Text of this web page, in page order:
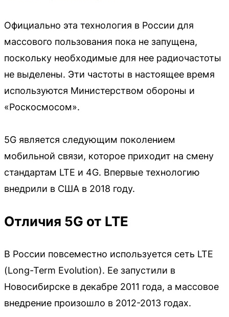
Официально эта технология в России для
массового пользования пока не запущена,
поскольку необходимые для нее радиочастоты
не выделены. Эти частоты в настоящее время
используются Министерством обороны и
«Роскосмосом».
5G является следующим поколением
мобильной связи, которое приходит на смену
стандартам LTE и 4G. Впервые технологию
внедрили в США в 2018 году.
Отличия 5G от LTE
В России повсеместно используется сеть LTE
(Long-Term Evolution). Ее запустили в
Новосибирске в декабре 2011 года, а массовое
внедрение произошло в 2012-2013 годах.